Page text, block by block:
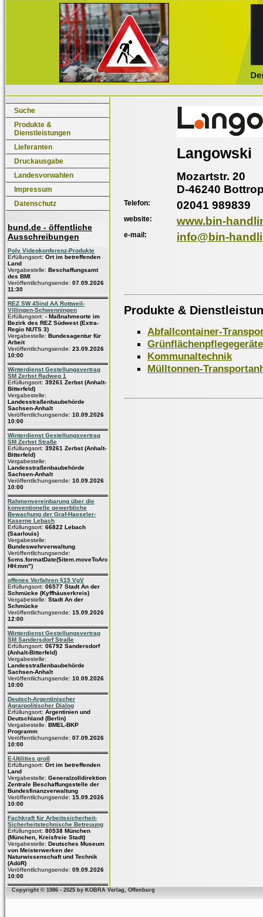
Suche
Produkte &
Dienstleistungen
Lieferanten
Druckausgabe
Landesvorwahlen
Impressum
Datenschutz
bund.de - öffentliche
Ausschreibungen
Poly Videokonferenz-Produkte
Erfüllungsort: Ort im betreffenden
Land
Vergabestelle: Beschaffungsamt
des BMI
Veröffentlichungsende: 07.09.2026
11:30
REZ SW 45ind AA Rottweil-
Villingen-Schwenningen
Erfüllungsort: - Maßnahmeorte im
Bezirk des REZ Südwest (Extra-
Regio NUTS 3)
Vergabestelle: Bundesagentur für
Arbeit
Veröffentlichungsende: 23.09.2026
10:00
Winterdienst Gestellungsvertrag
SM Zerbst Radweg 1
Erfüllungsort: 39261 Zerbst (Anhalt-
Bitterfeld)
Vergabestelle:
Landesstraßenbaubehörde
Sachsen-Anhalt
Veröffentlichungsende: 10.09.2026
10:00
Winterdienst Gestellungsvertrag
SM Zerbst Straße
Erfüllungsort: 39261 Zerbst (Anhalt-
Bitterfeld)
Vergabestelle:
Landesstraßenbaubehörde
Sachsen-Anhalt
Veröffentlichungsende: 10.09.2026
10:00
Rahmenvereinbarung über die
konventionelle gewerbliche
Bewachung der Graf-Haeseler-
Kaserne Lebach
Erfüllungsort: 66822 Lebach
(Saarlouis)
Vergabestelle:
Bundeswehrverwaltung
Veröffentlichungsende:
$cms.formatDate($item.moveToArchive,"dd.MM.yyyy
HH:mm")
offenes Verfahren §15 VgV
Erfüllungsort: 06577 Stadt An der
Schmücke (Kyffhäuserkreis)
Vergabestelle: Stadt An der
Schmücke
Veröffentlichungsende: 15.09.2026
12:00
Winterdienst Gestellungsvertrag
SM Sandersdorf Straße
Erfüllungsort: 06792 Sandersdorf
(Anhalt-Bitterfeld)
Vergabestelle:
Landesstraßenbaubehörde
Sachsen-Anhalt
Veröffentlichungsende: 10.09.2026
10:00
Deutsch-Argentinischer
Agrarpolitischer Dialog
Erfüllungsort: Argentinien und
Deutschland (Berlin)
Vergabestelle: BMEL-BKP
Programm
Veröffentlichungsende: 07.09.2026
10:00
E-Utilities groß
Erfüllungsort: Ort im betreffenden
Land
Vergabestelle: Generalzolldirektion
Zentrale Beschaffungsstelle der
Bundesfinanzverwaltung
Veröffentlichungsende: 15.09.2026
10:00
Fachkraft für Arbeitssicherheit-
Sicherheitstechnische Betreuung
Erfüllungsort: 80538 München
(München, Kreisfreie Stadt)
Vergabestelle: Deutsches Museum
von Meisterwerken der
Naturwissenschaft und Technik
(AdöR)
Veröffentlichungsende: 09.09.2026
10:00
Langowski
Mozartstr. 20
D-46240
Telefon: 02041 989839
website: www.bin-
e-mail: info@bin-
Produkte &
Abfallcontainer-
Grünflächenpflegegeräte
Kommunaltechnik
Mülltonnen-
Copyright © 1986 - 2025 by KOBRA Verlag, Offenburg